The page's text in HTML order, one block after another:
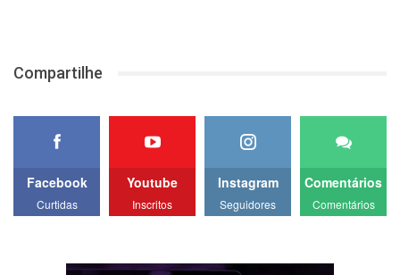
Compartilhe
Facebook
Curtidas
Youtube
Inscritos
Instagram
Seguidores
Comentários
Comentários